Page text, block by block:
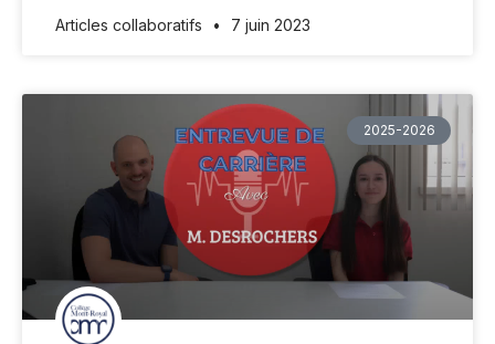
Articles collaboratifs 7 juin 2023
2025-2026